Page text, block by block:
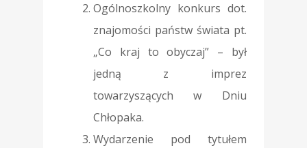
Ogólnoszkolny konkurs dot.
znajomości państw świata pt.
„Co kraj to obyczaj” – był
jedną z imprez
towarzyszących w Dniu
Chłopaka.
Wydarzenie pod tytułem